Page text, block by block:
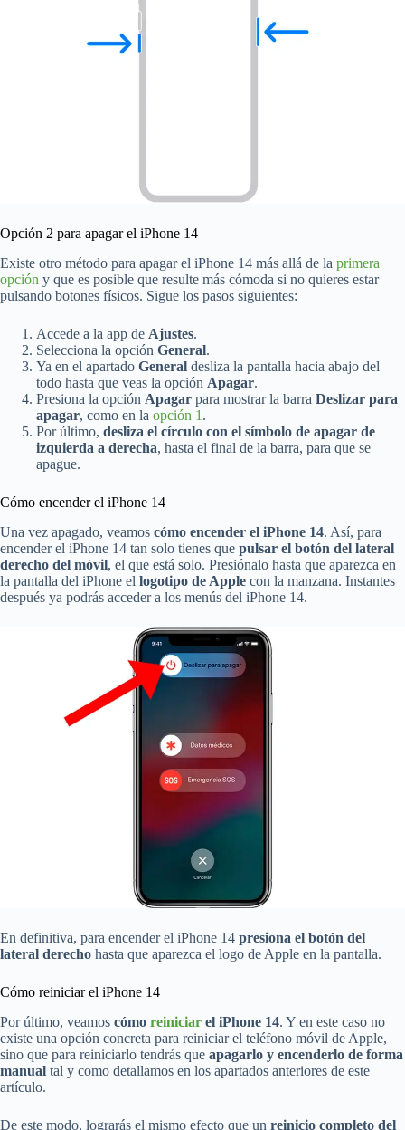
Opción 2 para apagar el iPhone 14
Existe otro método para apagar el iPhone 14 más allá de la primera
opción y que es posible que resulte más cómoda si no quieres estar
pulsando botones físicos. Sigue los pasos siguientes:
Accede a la app de Ajustes.
Selecciona la opción General.
Ya en el apartado General desliza la pantalla hacia abajo del
todo hasta que veas la opción Apagar.
Presiona la opción Apagar para mostrar la barra Deslizar para
apagar, como en la opción 1 .
Por último, desliza el círculo con el símbolo de apagar de
izquierda a derecha, hasta el final de la barra, para que se
apague.
Cómo encender el iPhone 14
Una vez apagado, veamos cómo encender el iPhone 14. Así, para
encender el iPhone 14 tan solo tienes que pulsar el botón del lateral
derecho del móvil, el que está solo. Presiónalo hasta que aparezca en
la pantalla del iPhone el logotipo de Apple con la manzana. Instantes
después ya podrás acceder a los menús del iPhone 14.
En definitiva, para encender el iPhone 14 presiona el botón del
lateral derecho hasta que aparezca el logo de Apple en la pantalla.
Cómo reiniciar el iPhone 14
Por último, veamos cómo reiniciar el iPhone 14. Y en este caso no
existe una opción concreta para reiniciar el teléfono móvil de Apple,
sino que para reiniciarlo tendrás que apagarlo y encenderlo de forma
manual tal y como detallamos en los apartados anteriores de este
artículo.
De este modo, lograrás el mismo efecto que un reinicio completo del